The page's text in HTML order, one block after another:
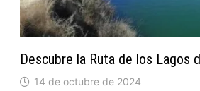
Descubre la Ruta de los Lagos
14 de octubre de 2024